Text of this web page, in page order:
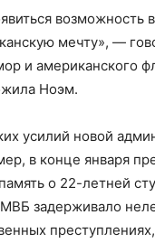
возможность
мечту», —
и американского
Ноэм.
усилий новой
в конце января
о 22-летней
задерживало